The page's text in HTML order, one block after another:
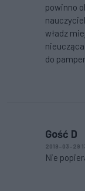
powinno
władz
do
Gość D
2019-03-29
Nie